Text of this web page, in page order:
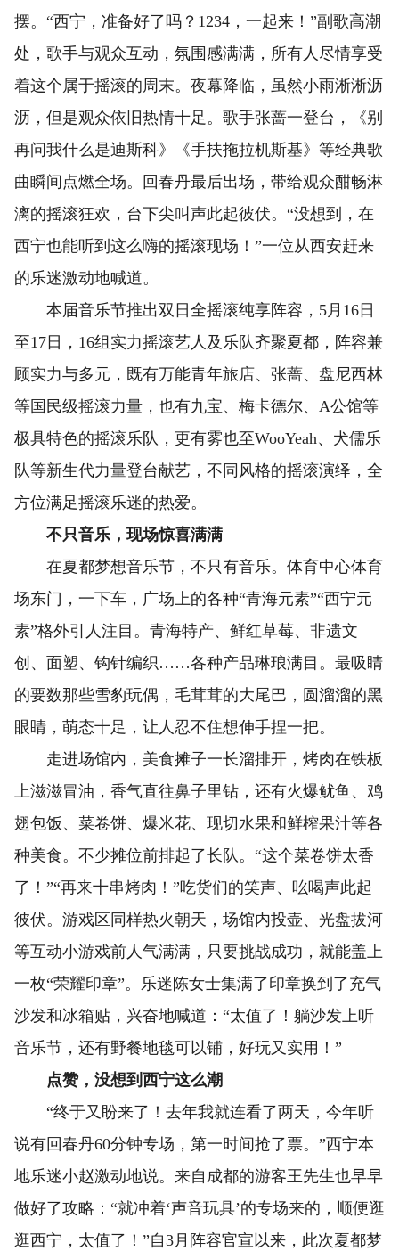
摆。“西宁，准备好了吗？1234，一起来！”副歌高潮
处，歌手与观众互动，氛围感满满，所有人尽情享受
着这个属于摇滚的周末。夜幕降临，虽然小雨淅淅沥
沥，但是观众依旧热情十足。歌手张蔷一登台，《别
再问我什么是迪斯科》《手扶拖拉机斯基》等经典歌
曲瞬间点燃全场。回春丹最后出场，带给观众酣畅淋
漓的摇滚狂欢，台下尖叫声此起彼伏。“没想到，在
西宁也能听到这么嗨的摇滚现场！”一位从西安赶来
的乐迷激动地喊道。
本届音乐节推出双日全摇滚纯享阵容，5月16日
至17日，16组实力摇滚艺人及乐队齐聚夏都，阵容兼
顾实力与多元，既有万能青年旅店、张蔷、盘尼西林
等国民级摇滚力量，也有九宝、梅卡德尔、A公馆等
极具特色的摇滚乐队，更有雾也至WooYeah、犬儒乐
队等新生代力量登台献艺，不同风格的摇滚演绎，全
方位满足摇滚乐迷的热爱。
不只音乐，现场惊喜满满
在夏都梦想音乐节，不只有音乐。体育中心体育
场东门，一下车，广场上的各种“青海元素”“西宁元
素”格外引人注目。青海特产、鲜红草莓、非遗文
创、面塑、钩针编织……各种产品琳琅满目。最吸睛
的要数那些雪豹玩偶，毛茸茸的大尾巴，圆溜溜的黑
眼睛，萌态十足，让人忍不住想伸手捏一把。
走进场馆内，美食摊子一长溜排开，烤肉在铁板
上滋滋冒油，香气直往鼻子里钻，还有火爆鱿鱼、鸡
翅包饭、菜卷饼、爆米花、现切水果和鲜榨果汁等各
种美食。不少摊位前排起了长队。“这个菜卷饼太香
了！”“再来十串烤肉！”吃货们的笑声、吆喝声此起
彼伏。游戏区同样热火朝天，场馆内投壶、光盘拔河
等互动小游戏前人气满满，只要挑战成功，就能盖上
一枚“荣耀印章”。乐迷陈女士集满了印章换到了充气
沙发和冰箱贴，兴奋地喊道：“太值了！躺沙发上听
音乐节，还有野餐地毯可以铺，好玩又实用！”
点赞，没想到西宁这么潮
“终于又盼来了！去年我就连看了两天，今年听
说有回春丹60分钟专场，第一时间抢了票。”西宁本
地乐迷小赵激动地说。来自成都的游客王先生也早早
做好了攻略：“就冲着‘声音玩具’的专场来的，顺便逛
逛西宁，太值了！”自3月阵容官宣以来，此次夏都梦